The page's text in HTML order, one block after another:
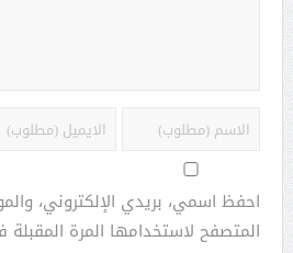
احفظ اسمي، بريدي الإلكتروني،
المتصفح لاستخدامها المرة